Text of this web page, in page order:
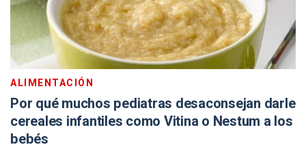
ALIMENTACIÓN
Por qué muchos pediatras desaconsejan darle
cereales infantiles como Vitina o Nestum a los
bebés